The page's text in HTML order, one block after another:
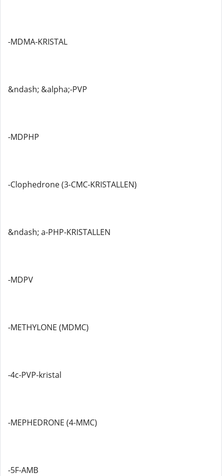
-MDMA-KRISTAL
&ndash; &alpha;-PVP
-MDPHP
-Clophedrone (3-CMC-KRISTALLEN)
&ndash; a-PHP-KRISTALLEN
-MDPV
-METHYLONE (MDMC)
-4c-PVP-kristal
-MEPHEDRONE (4-MMC)
-5F-AMB